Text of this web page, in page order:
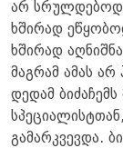
არ
ხშირად
ხშირად
მაგრამ ამას
დედამ
გამარკვევდა.